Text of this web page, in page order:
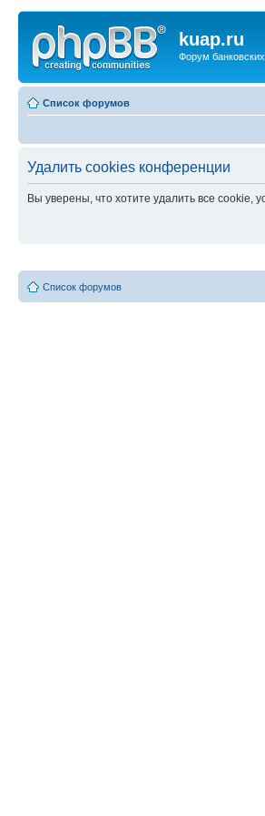
kuap.ru
Форум
Список форумов
Удалить cookies конференции
Вы уверены, что хотите удалить все
Список форумов